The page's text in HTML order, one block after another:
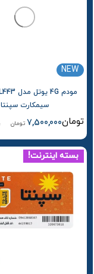
NEW
سیمکارت سپنتا
7,500,000 تومان تومان
بسته اینترنت!